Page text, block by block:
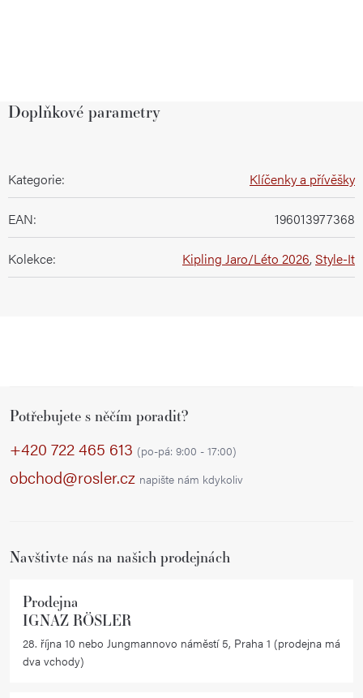
Doplňkové parametry
Kategorie: Klíčenky a přívěšky
EAN: 196013977368
Kolekce: Kipling Jaro/Léto 2026, Style-It
Potřebujete s něčím poradit?
+420 722 465 613 (po-pá: 9:00 - 17:00)
obchod@rosler.cz napište nám kdykoliv
Navštivte nás na našich prodejnách
Prodejna
IGNAZ RÖSLER
28. října 10 nebo Jungmannovo náměstí 5, Praha 1 (prodejna má
dva vchody)